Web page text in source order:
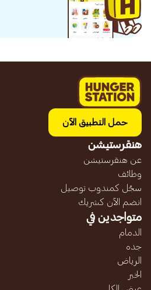
حمل التطبيق الآن
هنقرستيشن
عن هنقرستيشن
وظائف
سجّل كمندوب توصيل
انضم الآن كشريك
متواجدين في
الدمام
جده
الرياض
الخبر